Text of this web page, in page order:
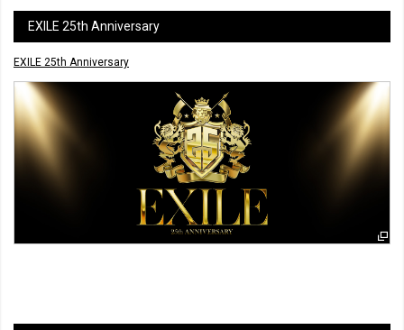
EXILE 25th Anniversary
EXILE 25th Anniversary